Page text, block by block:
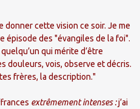
donner cette vision ce soir. Je me
épisode des "évangiles de la foi".
qui mérite d’être
douleurs, vois, observe et décris.
frères, la description."
extrêmement intenses :j’ai